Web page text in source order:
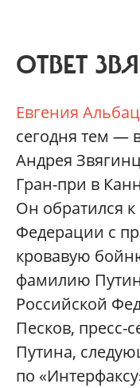
ОТВЕТ
Евгения
сегодня тем —
Андрея
Гран-при в
Он обратился к
Федерации с
кровавую
фамилию
Российской
Песков, пресс-
Путина,
по